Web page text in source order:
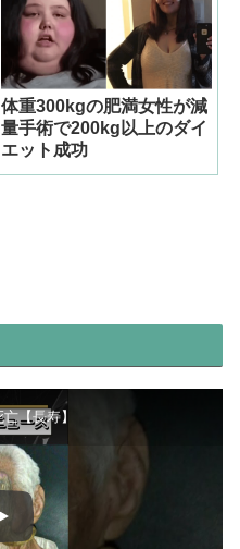
体重300kgの肥満女性が減
量手術で200kg以上のダイ
エット成功
【長寿】